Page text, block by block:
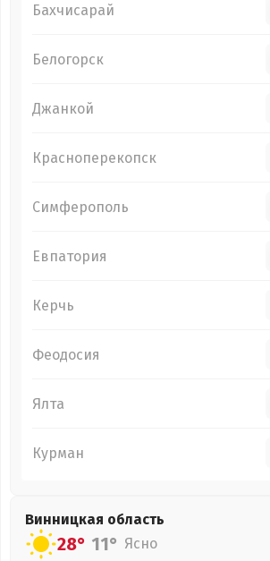
Бахчисарай
Белогорск
Джанкой
Красноперекопск
Симферополь
Евпатория
Керчь
Феодосия
Ялта
Курман
Винницкая область
28° 11° Ясно